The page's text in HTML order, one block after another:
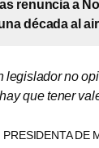
renuncia a
década al
legislador no
que tener
DE